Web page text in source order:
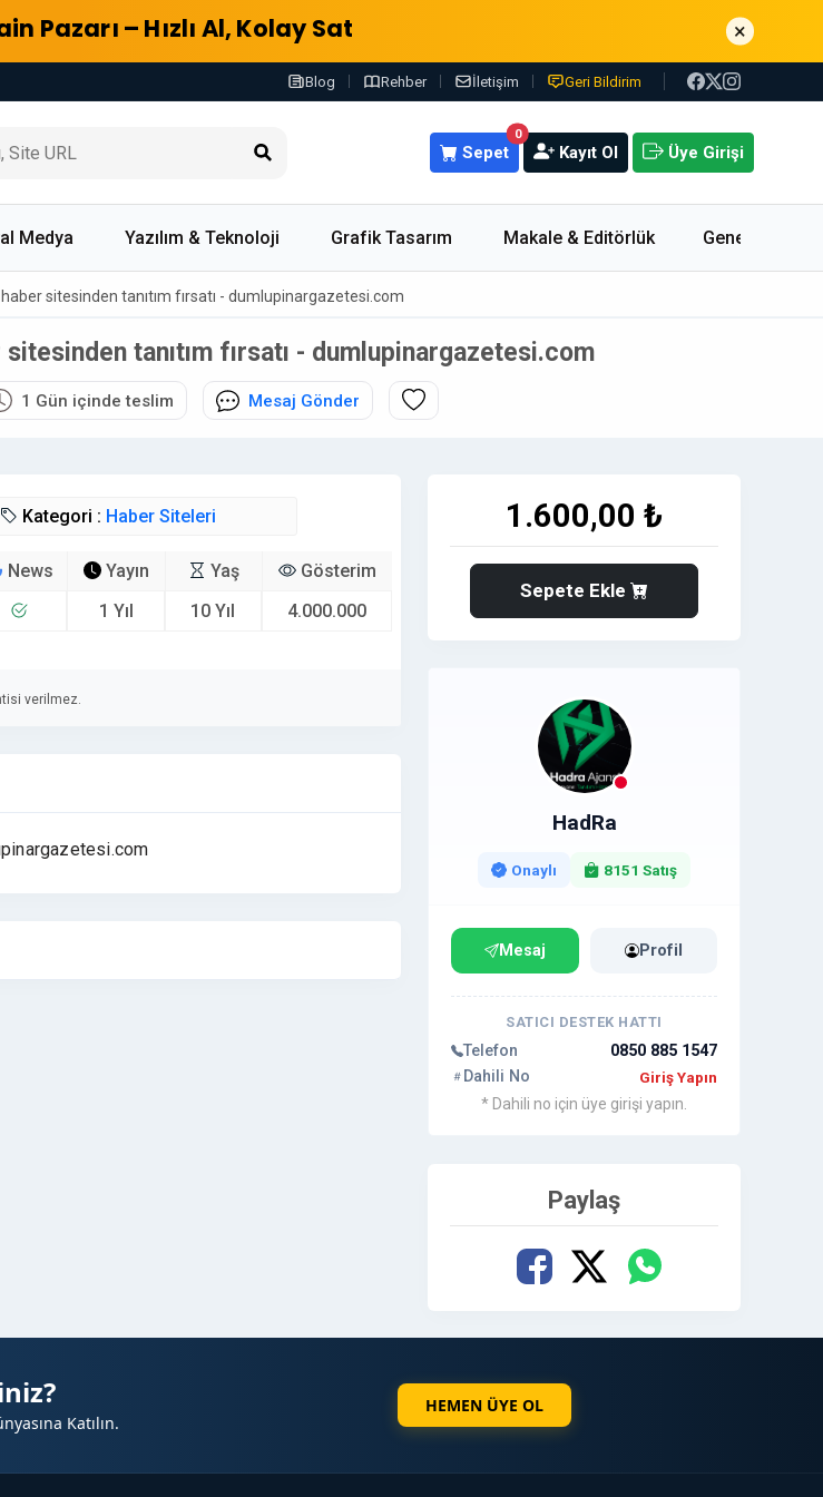
Pazarı – Hızlı Al, Kolay Sat ×
Blog Rehber İletişim Geri Bildirim
0
Sepet Kayıt Ol Üye Girişi
Medya Yazılım & Teknoloji Grafik Tasarım Makale & Editörlük Genel
sitesinden tanıtım fırsatı - dumlupinargazetesi.com
tanıtım fırsatı - dumlupinargazetesi.com
1 Gün içinde teslim Mesaj Gönder
Kategori : Haber Siteleri
News
Yayın
1 Yıl
Yaş
10 Yıl
Gösterim
4.000.000
verilmez.
1.600,00 ₺
Sepete Ekle
HadRa
Onaylı 8151 Satış
Mesaj Profil
SATICI DESTEK HATTI
Telefon
0850 885 1547
Dahili No
Giriş Yapın
* Dahili no için üye girişi yapın.
Paylaş
Katılın.
HEMEN ÜYE OL